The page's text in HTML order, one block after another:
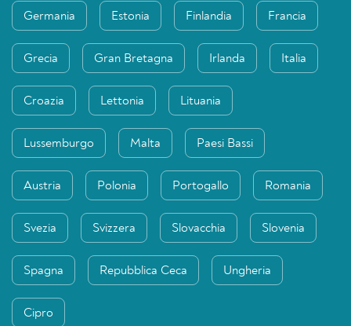
Germania Estonia Finlandia Francia
Grecia Gran Bretagna Irlanda Italia
Croazia Lettonia Lituania
Lussemburgo Malta Paesi Bassi
Austria Polonia Portogallo Romania
Svezia Svizzera Slovacchia Slovenia
Spagna Repubblica Ceca Ungheria
Cipro